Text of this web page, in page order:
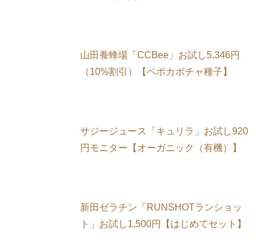
山田養蜂場「CCBee」お試し5,346円
（10%割引）【ペポカボチャ種子】
サジージュース「キュリラ」お試し920
円モニター【オーガニック（有機）】
新田ゼラチン「RUNSHOTランショッ
ト」お試し1,500円【はじめてセット】